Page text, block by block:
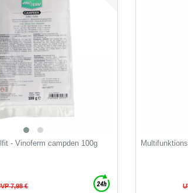
- Vinoferm campden 100g
7,98 €